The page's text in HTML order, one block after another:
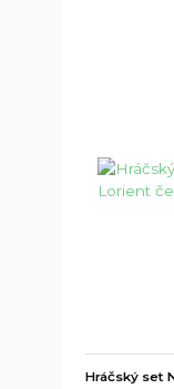
Hráčský set